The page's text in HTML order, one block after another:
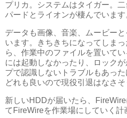
プリカ。システムはタイガー。
パードとライオンが棲んでいます
データも画像、音楽、ムービー
います。きちきちになってしま
ら、作業中のファイルを置いて
には起動しなかったり、ロック
プで認識しないトラブルもあっ
どれも良いので現役引退はなさそ
新しいHDDが届いたら、
てFireWireを作業場にしていく計